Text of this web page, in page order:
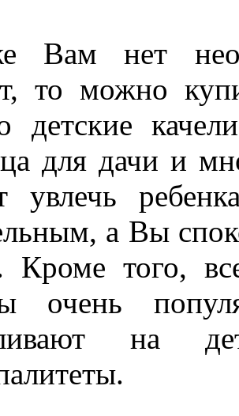
Вам нет
то можно
детские
для дачи и
увлечь
а Вы
Кроме того,
очень
на